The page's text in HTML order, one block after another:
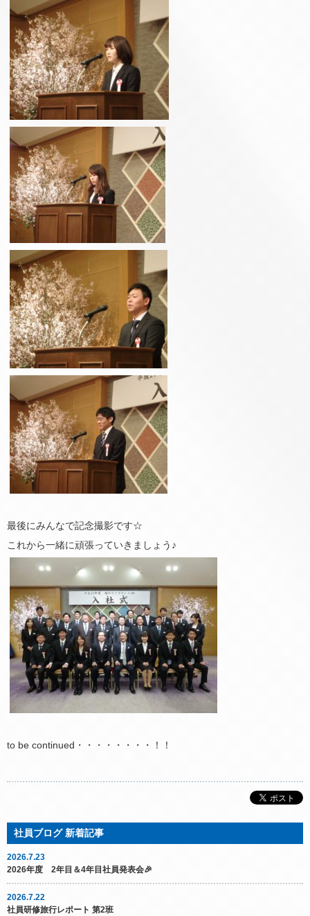
最後にみんなで記念撮影です☆
これから一緒に頑張っていきましょう♪
to be continued・・・・・・・・！！
2026.7.23
2026年度 2年目＆4年目社員発表会🎉
2026.7.22
社員研修旅行レポート 第2班